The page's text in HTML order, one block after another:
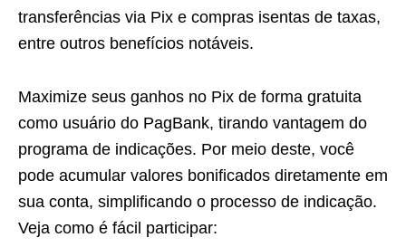
transferências via Pix e compras isentas de taxas,
entre outros benefícios notáveis.
Maximize seus ganhos no Pix de forma gratuita
como usuário do PagBank, tirando vantagem do
programa de indicações. Por meio deste, você
pode acumular valores bonificados diretamente em
sua conta, simplificando o processo de indicação.
Veja como é fácil participar: